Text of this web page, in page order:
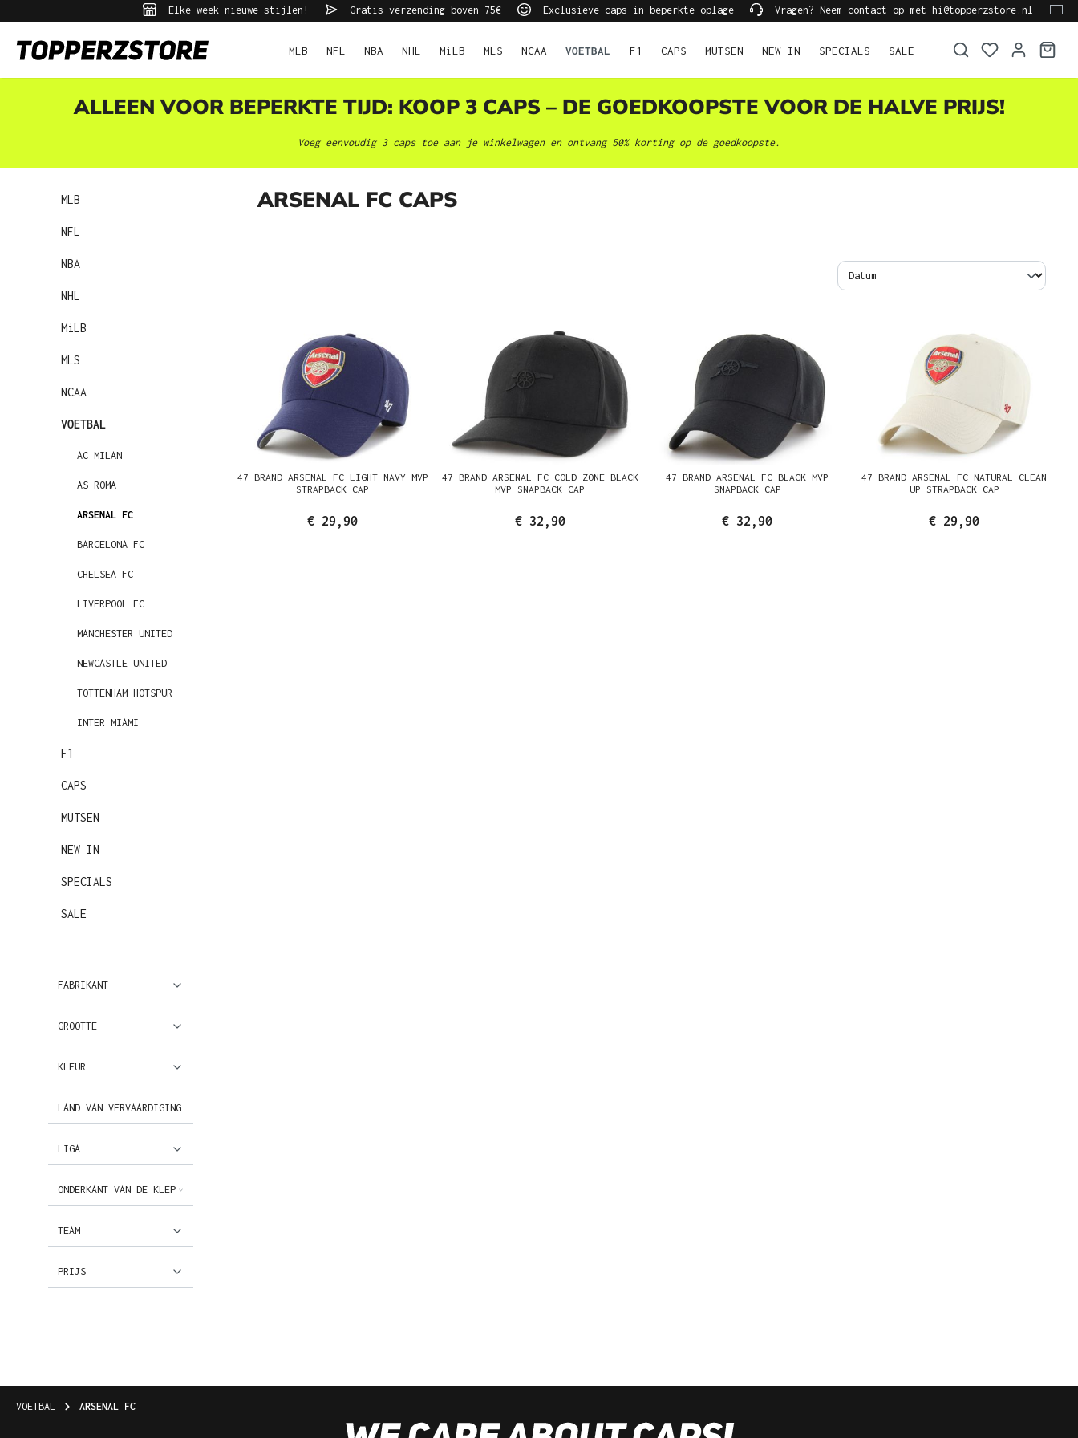
Ga naar de hoofdnavigatie
Elke week nieuwe stijlen! Gratis verzending boven 75€ Exclusieve caps in beperkte oplage Vragen? Neem contact op met hi@topperzstore.nl
MLB NFL NBA NHL MiLB MLS NCAA VOETBAL F1 CAPS MUTSEN NEW IN SPECIALS SALE
ALLEEN VOOR BEPERKTE TIJD: KOOP 3 CAPS – DE GOEDKOOPSTE VOOR DE HALVE PRIJS!
Voeg eenvoudig 3 caps toe aan je winkelwagen en ontvang 50% korting op de goedkoopste.
MLB
NFL
NBA
NHL
MiLB
MLS
NCAA
VOETBAL
AC MILAN
AS ROMA
ARSENAL FC
BARCELONA FC
CHELSEA FC
LIVERPOOL FC
MANCHESTER UNITED
NEWCASTLE UNITED
TOTTENHAM HOTSPUR
INTER MIAMI
F1
CAPS
MUTSEN
NEW IN
SPECIALS
SALE
FABRIKANT
GROOTTE
KLEUR
LAND VAN VERVAARDIGING
LIGA
ONDERKANT VAN DE KLEP
TEAM
PRIJS
ARSENAL FC CAPS
47 BRAND ARSENAL FC LIGHT NAVY MVP
STRAPBACK CAP
€ 29,90
47 BRAND ARSENAL FC COLD ZONE BLACK
MVP SNAPBACK CAP
€ 32,90
47 BRAND ARSENAL FC BLACK MVP
SNAPBACK CAP
€ 32,90
47 BRAND ARSENAL FC NATURAL CLEAN
UP STRAPBACK CAP
€ 29,90
VOETBAL ARSENAL FC